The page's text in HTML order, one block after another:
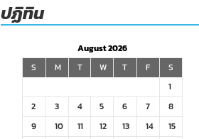
ปฏิทิน
August 2026
S
M T W T F
S
1
2
3 4 5 6 7
8
9
10 11 12 13 14
15